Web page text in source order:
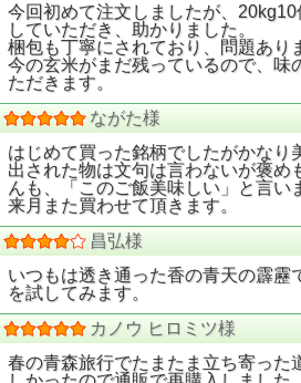
今回初めて注文しましたが、
していただき、助かりました。
梱包も丁寧にされており、問題あり
今の玄米がまだ残っているので、味
ただきます。
ながた様
はじめて買った銘柄でしたがかなり
出された物は文句は言わないが褒め
んも、「このご飯美味しい」と言い
来月また買わせて頂きます。
昌弘様
いつもは透き通った香の青天の霹靂
を試してみます。
カノウ ヒロミツ様
春の青森旅行でたまたま立ち寄った